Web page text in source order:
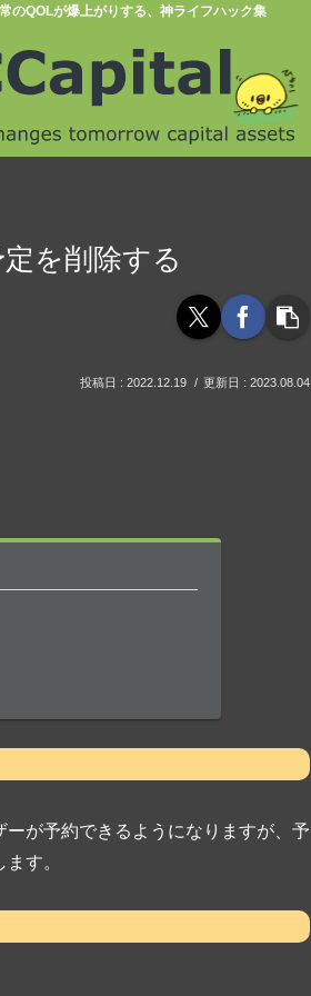
のQOLが爆上がりする、神ライフハック集
を削除する
2022.12.19 2023.08.04
が予約できるようになりますが、予
す。